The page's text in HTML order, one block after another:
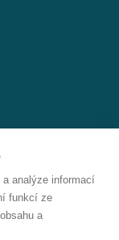
analýze informací
funkcí ze
a